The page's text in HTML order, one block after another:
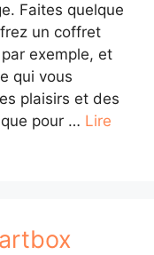
Faites quelque
un coffret
exemple, et
qui vous
plaisirs et des
pour … Lire